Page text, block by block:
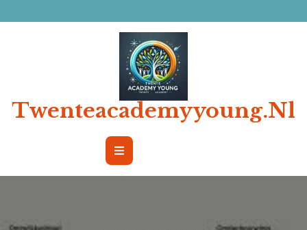
naar
Twenteacademyyoung.nl
Open
Button